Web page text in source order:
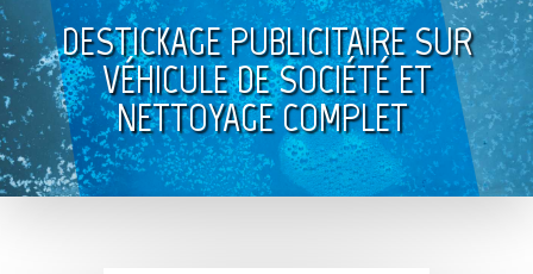
DESTICKAGE PUBLICITAIRE SUR
VÉHICULE DE SOCIÉTÉ ET
NETTOYAGE COMPLET